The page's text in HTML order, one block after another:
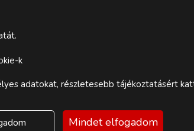
k
adatokat, részletesebb tájékoztatásért
Mindet elfogadom